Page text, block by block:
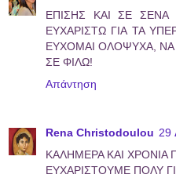
ΕΠΙΣΗΣ ΚΑΙ ΣΕ ΣΕΝΑ
ΕΥΧΑΡΙΣΤΩ ΓΙΑ ΤΑ
ΕΥΧΟΜΑΙ ΟΛΟΨΥΧΑ, ΝΑ
ΣΕ ΦΙΛΩ!
Απάντηση
Rena Christodoulou 29
ΚΑΛΗΜΕΡΑ ΚΑΙ ΧΡΟΝΙΑ
ΕΥΧΑΡΙΣΤΟΥΜΕ ΠΟΛΥ